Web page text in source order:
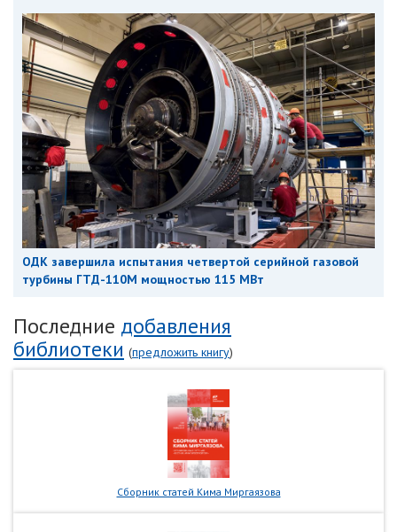
ОДК завершила испытания четвертой серийной газовой
турбины ГТД-110М мощностью 115 МВт
Последние добавления
библиотеки (предложить книгу)
Сборник статей Кима Миргаязова